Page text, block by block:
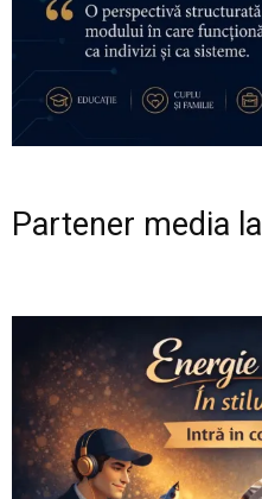
Partener media la